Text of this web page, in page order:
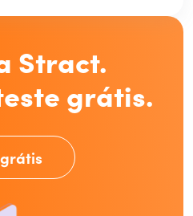
Stract.
grátis.